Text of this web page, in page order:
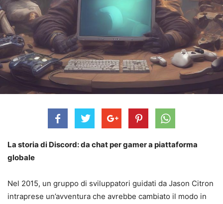
La storia di Discord: da chat per gamer a piattaforma
globale
Nel 2015, un gruppo di sviluppatori guidati da Jason Citron
intraprese un’avventura che avrebbe cambiato il modo in